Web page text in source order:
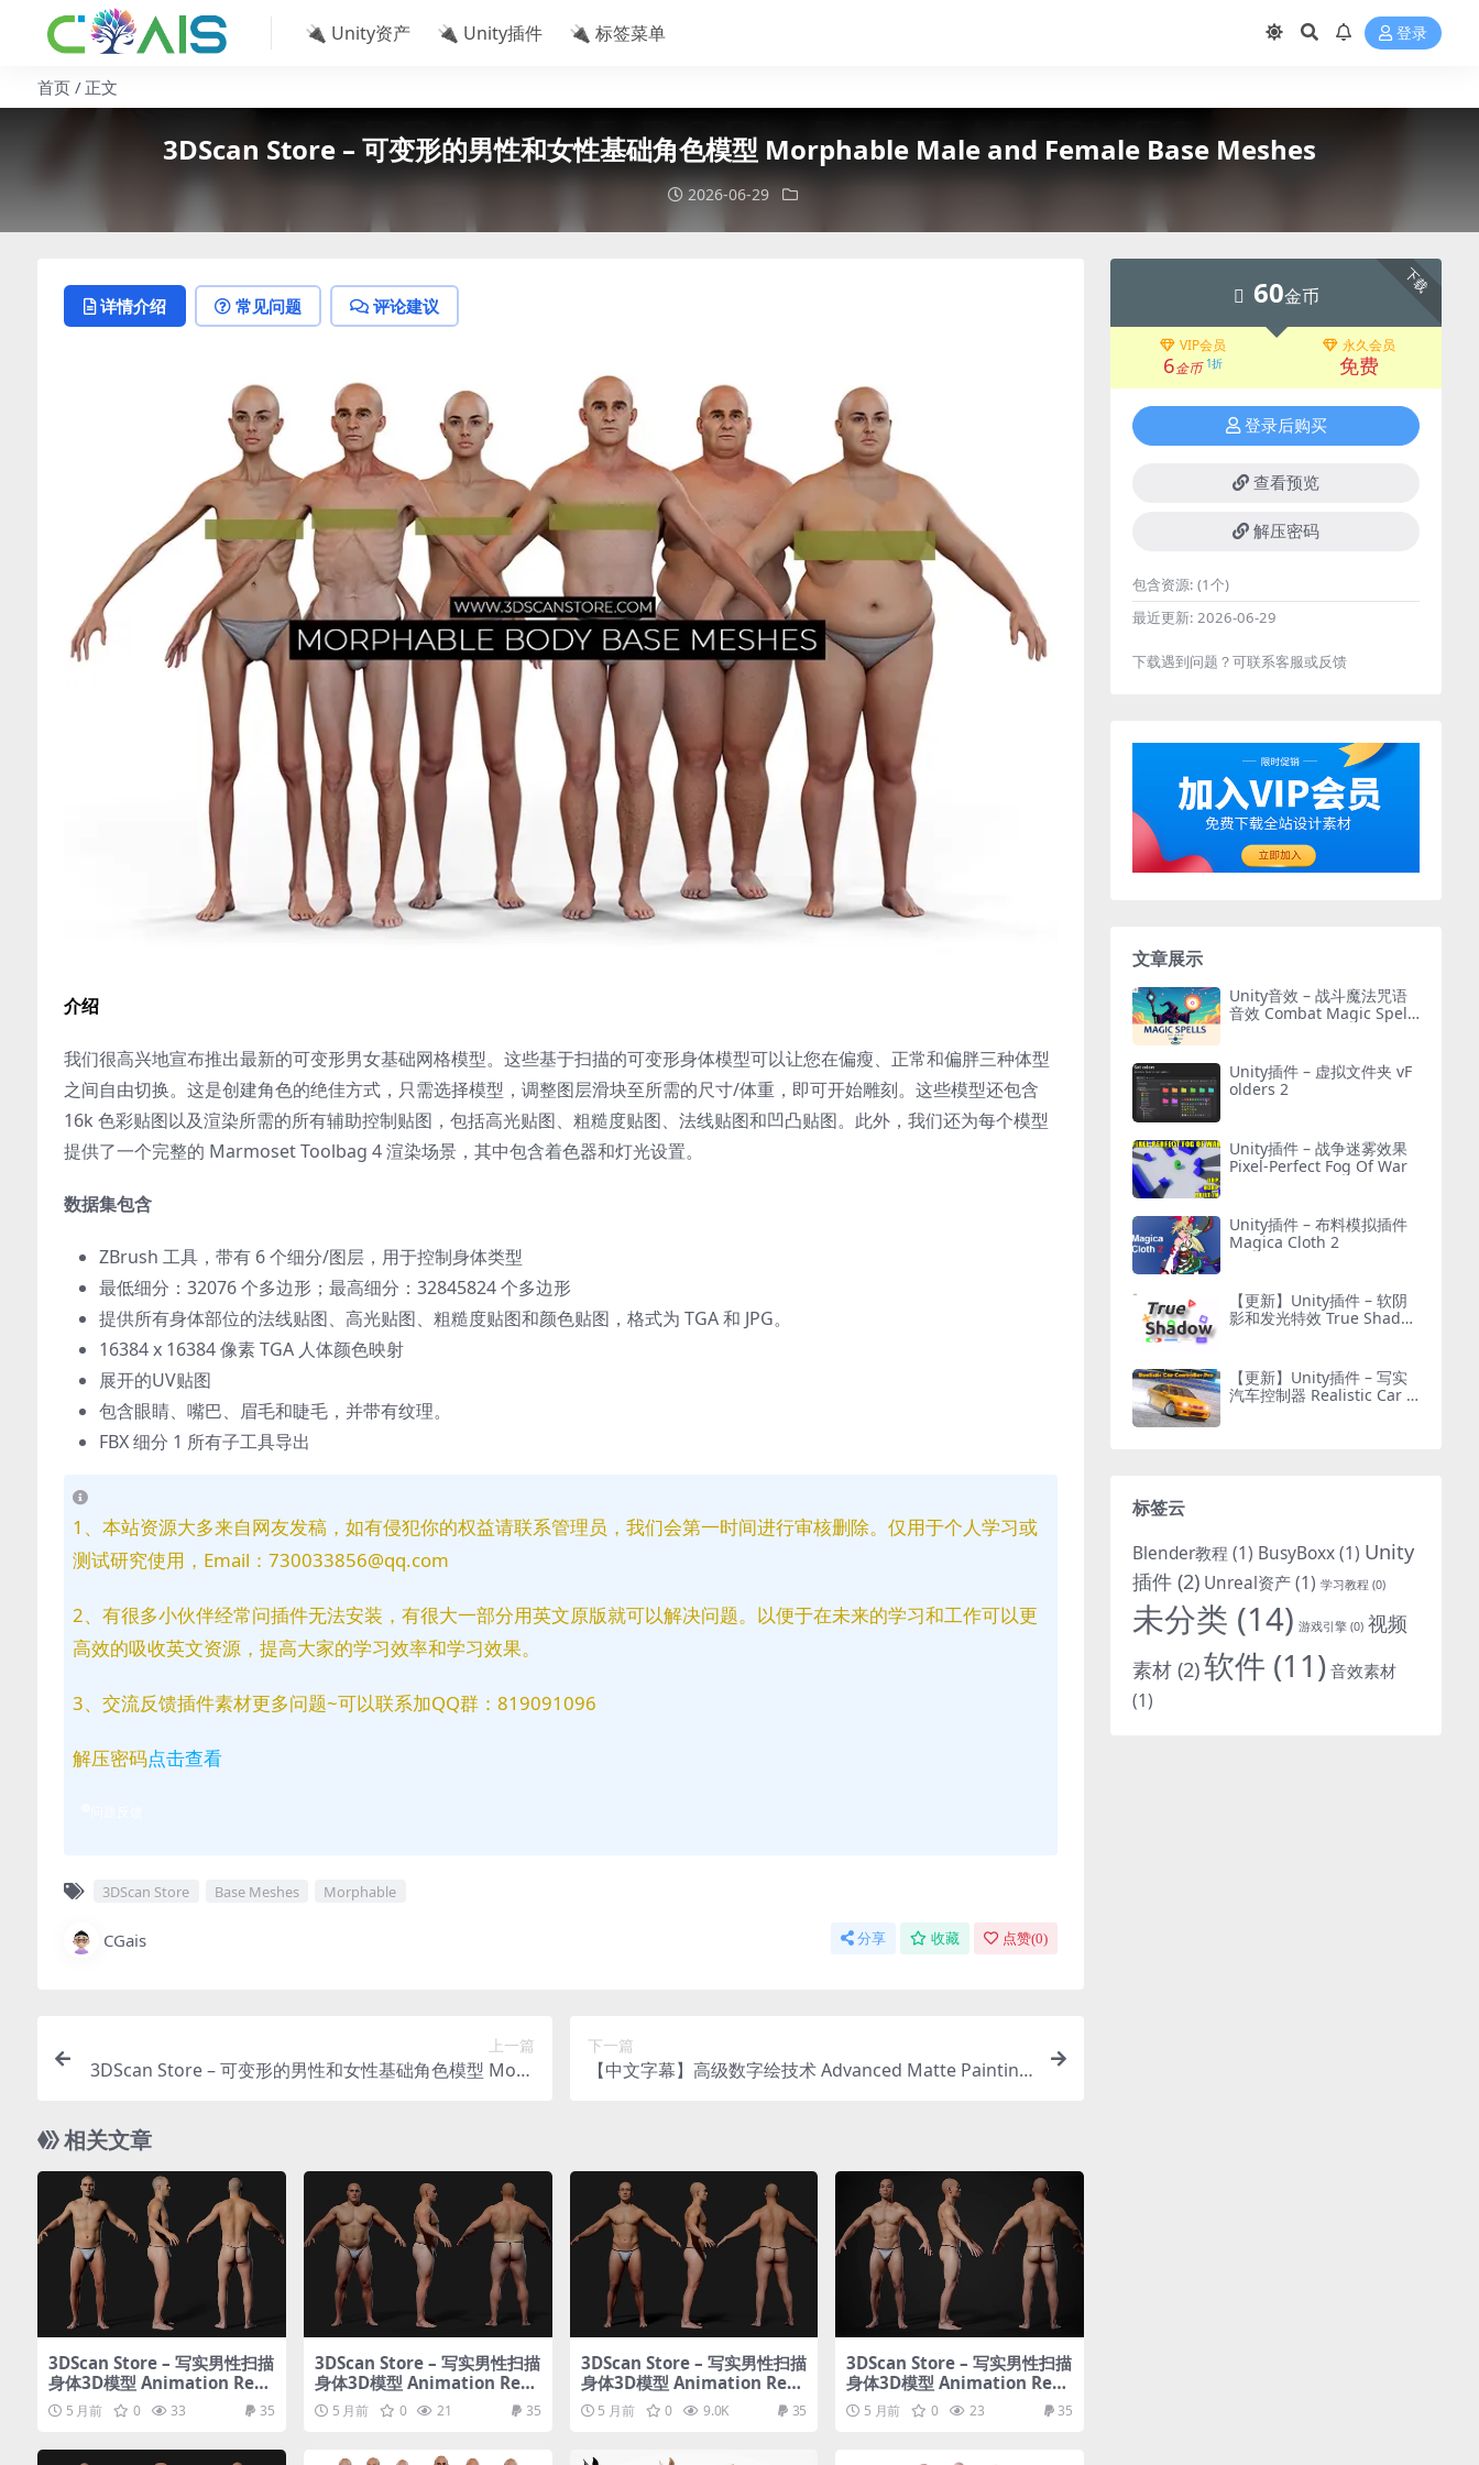
🔌 Unity资产 🔌 Unity插件 🔌 标签菜单 登录
首页 正文
3DScan Store – 可变形的男性和女性基础角色模型 Morphable Male and Female Base Meshes
2026-06-29
详情介绍 常见问题 评论建议
介绍
我们很高兴地宣布推出最新的可变形男女基础网格模型。这些基于扫描的可变形身体模型可以让您在偏瘦、正常和偏胖三种体型
之间自由切换。这是创建角色的绝佳方式，只需选择模型，调整图层滑块至所需的尺寸/体重，即可开始雕刻。这些模型还包含
16k 色彩贴图以及渲染所需的所有辅助控制贴图，包括高光贴图、粗糙度贴图、法线贴图和凹凸贴图。此外，我们还为每个模型
提供了一个完整的 Marmoset Toolbag 4 渲染场景，其中包含着色器和灯光设置。
数据集包含
ZBrush 工具，带有 6 个细分/图层，用于控制身体类型
最低细分：32076 个多边形；最高细分：32845824 个多边形
提供所有身体部位的法线贴图、高光贴图、粗糙度贴图和颜色贴图，格式为 TGA 和 JPG。
16384 x 16384 像素 TGA 人体颜色映射
展开的UV贴图
包含眼睛、嘴巴、眉毛和睫毛，并带有纹理。
FBX 细分 1 所有子工具导出
1、本站资源大多来自网友发稿，如有侵犯你的权益请联系管理员，我们会第一时间进行审核删除。仅用于个人学习或
测试研究使用，Email：730033856@qq.com
2、有很多小伙伴经常问插件无法安装，有很大一部分用英文原版就可以解决问题。以便于在未来的学习和工作可以更
高效的吸收英文资源，提高大家的学习效率和学习效果。
3、交流反馈插件素材更多问题~可以联系加QQ群：819091096
解压密码点击查看
3DScan Store Base Meshes Morphable
CGais 分享 收藏 点赞(0)
上一篇
3DScan Store – 可变形的男性和女性基础角色模型 Morp
下一篇
【中文字幕】高级数字绘技术 Advanced Matte Painting
相关文章
3DScan Store – 写实男性扫描
身体3D模型 Animation Rea
dy Body Scan / Male 06
5 月前 0 33 35
3DScan Store – 写实男性扫描
身体3D模型 Animation Rea
dy Body Scan / Male 03
5 月前 0 21 35
3DScan Store – 写实男性扫描
身体3D模型 Animation Rea
dy Body Scan / Male 04
5 月前 0 9.0K 35
3DScan Store – 写实男性扫描
身体3D模型 Animation Rea
dy Body Scan / Male 02
5 月前 0 23 35
下载
60金币
VIP会员
6金币 1折
永久会员
免费
登录后购买
查看预览
解压密码
包含资源: (1个)
最近更新: 2026-06-29
下载遇到问题？可联系客服或反馈
文章展示
Unity音效 – 战斗魔法咒语
音效 Combat Magic Spells
Unity插件 – 虚拟文件夹 vF
olders 2
Unity插件 – 战争迷雾效果
Pixel-Perfect Fog Of War
Unity插件 – 布料模拟插件
Magica Cloth 2
【更新】Unity插件 – 软阴
影和发光特效 True Shado
【更新】Unity插件 – 写实
汽车控制器 Realistic Car C
标签云
Blender教程 (1) BusyBoxx(1) Unity
插件 (2) Unreal资产(1) 学习教程 (0)
未分类 (14) 游戏引擎 (0) 视频
素材 (2)软件 (11)音效素材
(1)